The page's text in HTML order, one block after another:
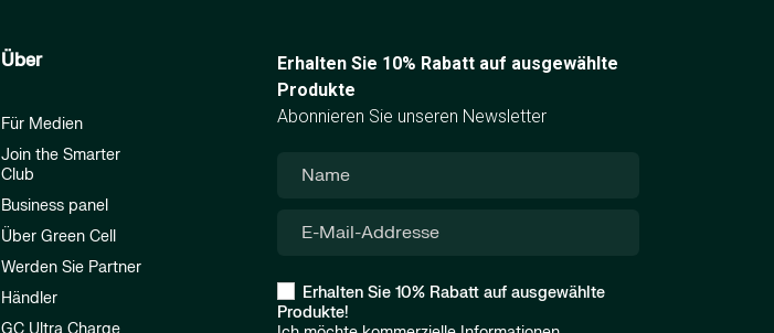
Über
Für Medien
Join the Smarter
Club
Business panel
Über Green Cell
Werden Sie Partner
Händler
Erhalten Sie 10% Rabatt auf ausgewählte
Produkte
Abonnieren Sie unseren Newsletter
Erhalten Sie 10% Rabatt auf ausgewählte
Produkte!